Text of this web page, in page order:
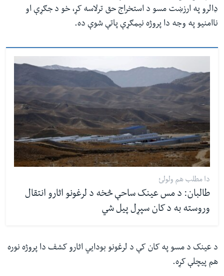
ډالرو په ارزښت مسو د استخراج حق ترلاسه کړ، خو د جګړې او
ناامنیو په وجه دا پروژه نیمګړې پاتې شوې ده.
دا مطلب هم ولولئ
طالبان: د مس عینک ساحې څخه د لرغونو اثارو انتقال
وروسته به د کان سپړل پیل شي
د عینک د مسو په کان کې د لرغونو بودايي اثارو کشف دا پروژه نوره
هم پیچلې کړه.